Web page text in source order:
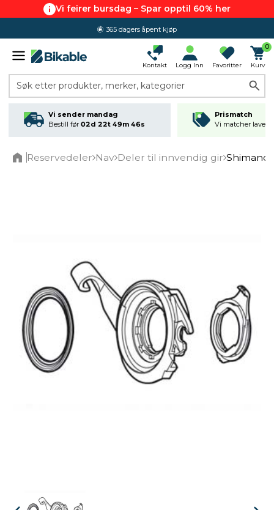
Vi feirer bursdag – Spar opptil 60% her
365 dagers åpent kjøp
Kontakt Logg Inn Favoritter
0
Kurv
Søk etter produkter, merker, kategorier
Vi sender mandag
Bestill før 02d 22t 49m 46s
Prismatch
Vi matcher
Reservedeler Nav Deler til innvendig gir Shimano